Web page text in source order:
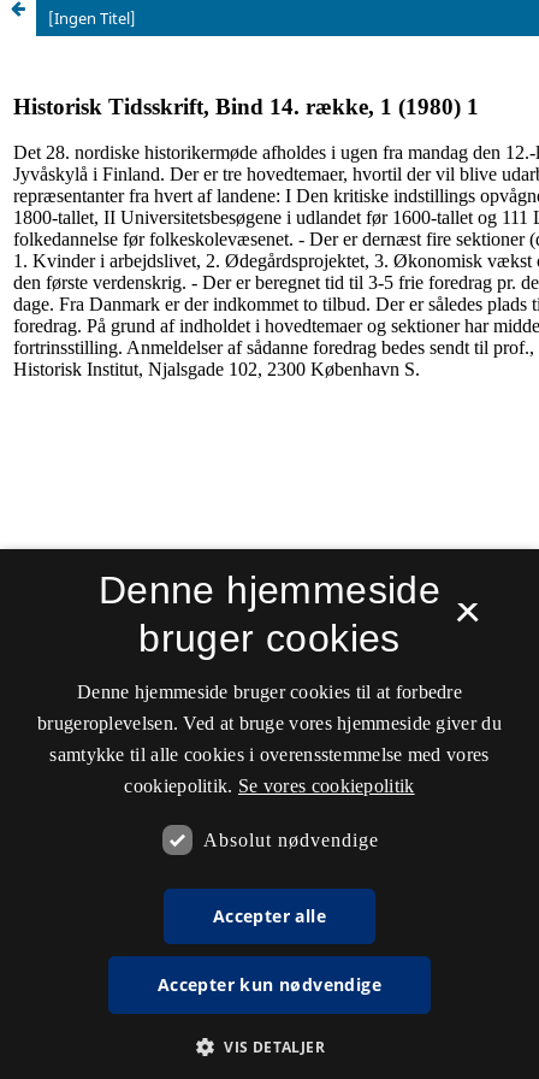
[Ingen Titel]
×
Denne hjemmeside
bruger cookies
Denne hjemmeside bruger cookies til at forbedre
brugeroplevelsen. Ved at bruge vores hjemmeside giver du
samtykke til alle cookies i overensstemmelse med vores
cookiepolitik. Se vores cookiepolitik
Absolut nødvendige
Accepter alle
Accepter kun nødvendige
VIS DETALJER